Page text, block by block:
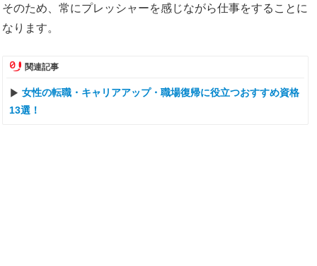
そのため、常にプレッシャーを感じながら仕事をすることに
なります。
関連記事
女性の転職・キャリアアップ・職場復帰に役立つおすすめ資格
13選！